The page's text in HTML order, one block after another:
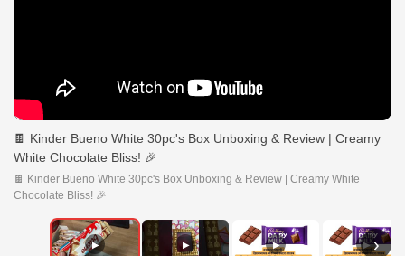
🍫 Kinder Bueno White 30pc's Box Unboxing & Review | Creamy
White Chocolate Bliss! 🎉
🍫 Kinder Bueno White 30pc's Box Unboxing & Review | Creamy White
Chocolate Bliss! 🎉
▶ ▶ ▶ ▶ ›